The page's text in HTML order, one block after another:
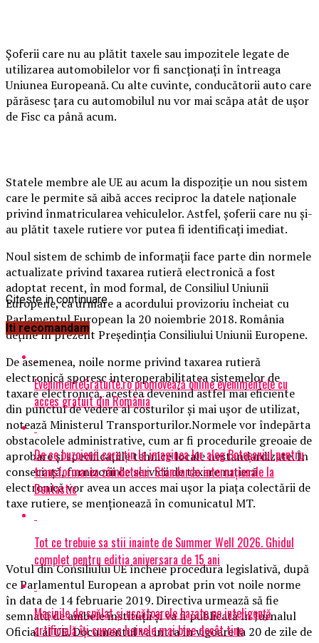
Șoferii care nu au plătit taxele sau impozitele legate de
utilizarea automobilelor vor fi sancționați în întreaga
Uniunea Europeană. Cu alte cuvinte, conducătorii auto care
părăsesc țara cu automobilul nu vor mai scăpa atât de ușor
de Fisc ca până acum.
Statele membre ale UE au acum la dispoziție un nou sistem
care le permite să aibă acces reciproc la datele naţionale
privind înmatricularea vehiculelor. Astfel, șoferii care nu și-
au plătit taxele rutiere vor putea fi identificați imediat.
Noul sistem de schimb de informaţii face parte din normele
actualizate privind taxarea rutieră electronică a fost
adoptat recent, în mod formal, de Consiliul Uniunii
Europene, ca urmare a acordului provizoriu încheiat cu
Parlamentul European la 20 noiembrie 2018. România
deţine în prezent Preşedinţia Consiliului Uniunii Europene.
De asemenea, noile norme privind taxarea rutieră
electronică sporesc interoperabilitatea sistemelor de
taxare electronică, acestea devenind astfel mai eficiente
din punctul de vedere al costurilor şi mai uşor de utilizat,
notează Ministerul Transporturilor.Normele vor îndepărta
obstacolele administrative, cum ar fi procedurile greoaie de
aprobare şi specificaţiile tehnice locale nestandardizate. În
consecinţă, furnizorii de servicii de taxare rutieră
electronică vor avea un acces mai uşor la piaţa colectării de
taxe rutiere, se menţionează în comunicatul MT.
Votul din Consiliului UE încheie procedura legislativă, după
ce Parlamentul European a aprobat prin vot noile norme
în data de 14 februarie 2019. Directiva urmează să fie
semnată de ambele instituţii şi va fi publicată în Jurnalul
Oficial al UE. Documentul va intra în vigoare la 20 de zile de
Citeste in continuare
Iti recomandam
EvenimenteGratuite.ro promovează online evenimentele cu
acces gratuit din România
De ce buzoienii care țin la imaginea lor aleg Botoșaniul pentru
transformarea zâmbetului: Standarde internaționale la
Dentastic
Tot ce trebuie sa stii inainte de Summer Well 2026. Ghidul
complet pentru editia aniversara de 15 ani
Mașinile de spălat și uscătoarele bazate pe inteligență
artificială îți cunosc hainele mai bine decât tine